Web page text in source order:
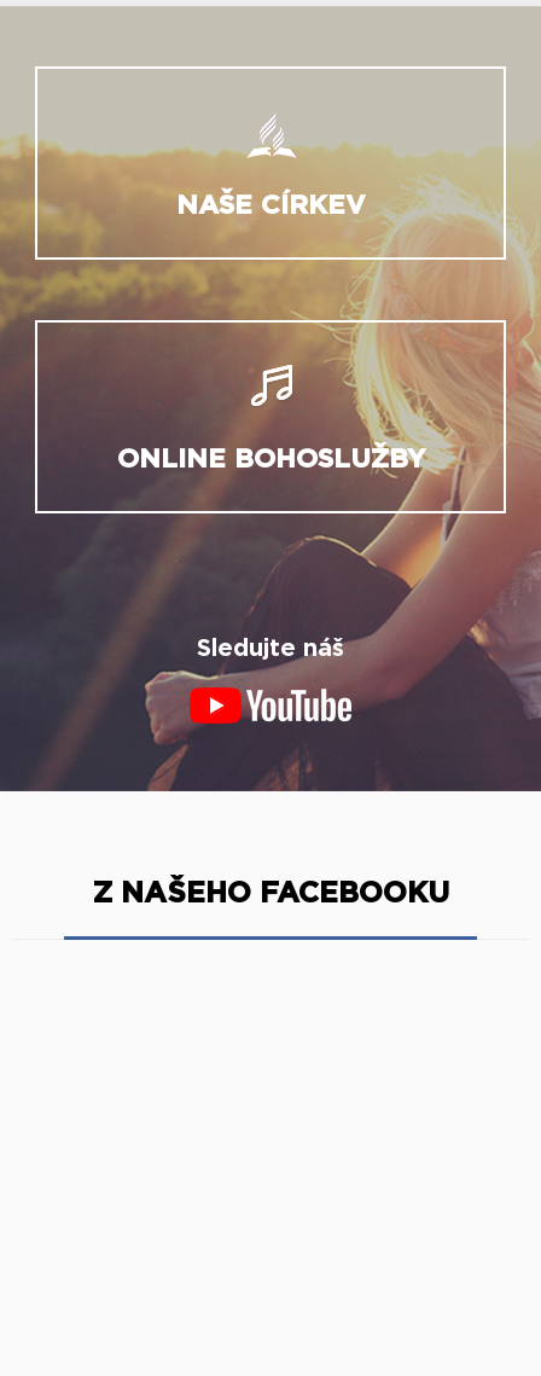
NAŠE CÍRKEV
ONLINE BOHOSLUŽBY
Sledujte náš
Z NAŠEHO FACEBOOKU